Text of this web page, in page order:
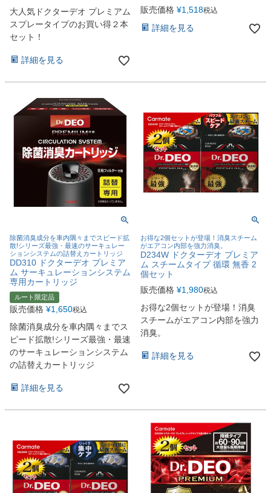
大人気ドクターデオ プレミアム
スプレータイプのお買い得２本
セット！
詳細を見る
販売価格 ¥1,518税込
詳細を見る
除菌消臭成分を車内隅々までスピード拡
散!シリーズ最強・最速のサーキュレー
ションシステムの詰替えカートリッジ
DD310 ドクターデオ プレミア
ム サーキュレーションシステム
専用カートリッジ
ルート限定品
販売価格 ¥1,650税込
除菌消臭成分を車内隅々までス
ピード拡散!シリーズ最強・最速
のサーキュレーションシステム
の詰替えカートリッジ
詳細を見る
お得な2個セットが登場！消臭スチーム
がエアコン内部を強力消臭。
D234W ドクターデオ プレミア
ム スチームタイプ 循環 無香 2
個セット
販売価格 ¥1,980税込
お得な2個セットが登場！消臭
スチームがエアコン内部を強力
消臭。
詳細を見る